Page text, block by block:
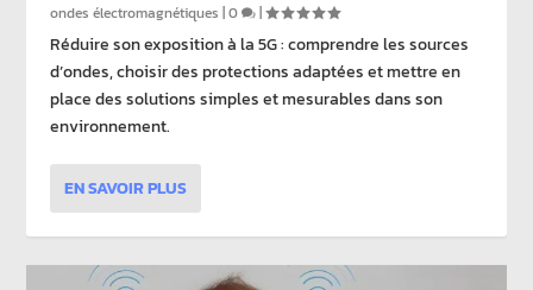
ondes électromagnétiques |0 |
Réduire son exposition à la 5G : comprendre les sources
d’ondes, choisir des protections adaptées et mettre en
place des solutions simples et mesurables dans son
environnement.
EN SAVOIR PLUS